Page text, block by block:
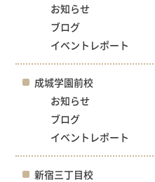
お知らせ
ブログ
イベントレポート
成城学園前校
お知らせ
ブログ
イベントレポート
新宿三丁目校